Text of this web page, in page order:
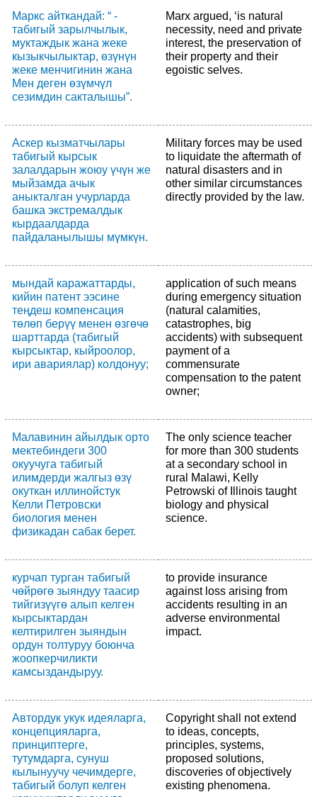
Маркс айткандай: “ -
табигый зарылчылык,
муктаждык жана жеке
кызыкчылыктар, өзүнүн
жеке менчигинин жана
Мен деген өзүмчүл
сезимдин сакталышы”.
Marx argued, ‘is natural
necessity, need and private
interest, the preservation of
their property and their
egoistic selves.
Аскер кызматчылары
табигый кырсык
залалдарын жоюу үчүн же
мыйзамда ачык
аныкталган учурларда
башка экстремалдык
кырдаалдарда
пайдаланылышы мүмкүн.
Military forces may be used
to liquidate the aftermath of
natural disasters and in
other similar circumstances
directly provided by the law.
мындай каражаттарды,
кийин патент ээсине
теңдеш компенсация
төлөп берүү менен өзгөчө
шарттарда (табигый
кырсыктар, кыйроолор,
ири авариялар) колдонуу;
application of such means
during emergency situation
(natural calamities,
catastrophes, big
accidents) with subsequent
payment of a
commensurate
compensation to the patent
owner;
Малавинин айылдык орто
мектебиндеги 300
окуучуга табигый
илимдерди жалгыз өзү
окуткан иллинойстук
Келли Петровски
биология менен
физикадан сабак берет.
The only science teacher
for more than 300 students
at a secondary school in
rural Malawi, Kelly
Petrowski of Illinois taught
biology and physical
science.
курчап турган табигый
чөйрөгө зыяндуу таасир
тийгизүүгө алып келген
кырсыктардан
келтирилген зыяндын
ордун толтуруу боюнча
жоопкерчиликти
камсыздандыруу.
to provide insurance
against loss arising from
accidents resulting in an
adverse environmental
impact.
Автордук укук идеяларга,
концепцияларга,
принциптерге,
тутумдарга, сунуш
кылынуучу чечимдерге,
табигый болуп келген
Copyright shall not extend
to ideas, concepts,
principles, systems,
proposed solutions,
discoveries of objectively
existing phenomena.